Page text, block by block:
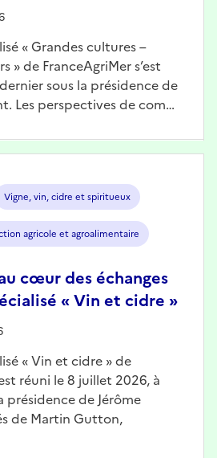
« Grandes cultures –
» de FranceAgriMer s’est
sous la présidence de
Les perspectives de com…
Vigne, vin, cidre et spiritueux
agricole et agroalimentaire
cœur des échanges
« Vin et cidre »
« Vin et cidre » de
réuni le 8 juillet 2026, à
présidence de Jérôme
de Martin Gutton,